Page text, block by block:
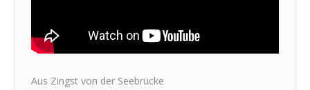
Aus Zingst von der Seebrücke